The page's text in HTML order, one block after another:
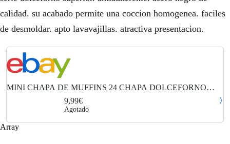
calidad. su acabado permite una coccion homogenea. faciles
de desmoldar. apto lavavajillas. atractiva presentacion.
MINI CHAPA DE MUFFINS 24 CHAPA DOLCEFORNO
METALTEX® MOLDES DE MUFFINFFEN
9,99€
Agotado
Array